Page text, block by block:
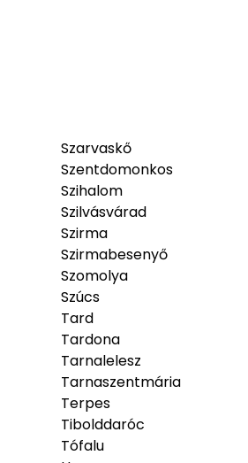
Szarvaskő
Szentdomonkos
Szihalom
Szilvásvárad
Szirma
Szirmabesenyő
Szomolya
Szúcs
Tard
Tardona
Tarnalelesz
Tarnaszentmária
Terpes
Tibolddaróc
Tófalu